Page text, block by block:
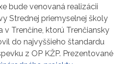
bude venovaná realizácii
Strednej priemyselnej školy
v Trenčíne, ktorú Trenčiansky
do najvyššieho štandardu
z OP KŽP. Prezentované